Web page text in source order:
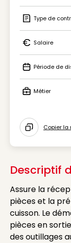
Icon Lieu de
Icon Type
Type de
Icon Salaire
Salaire
Icon Période
Période de
Métier
Icon copy
Copier la
Descriptif
Assure la
pièces et la
cuisson. Le
pièces en
des outillages